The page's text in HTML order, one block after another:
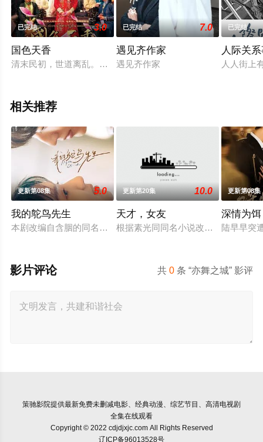
已完结 3.0
国色天香
清末民初，世道离乱。话说一处名唤百花岭的所在，乃是远近
已完结 7.0
遇见齐作家
遇见齐作家
已完结
人际关
人人街上
相关推荐
更新第08集 5.0
我的鸵鸟先生
本剧改编自含胭的同名小说，讲述了邻家女孩庞倩（苏晓彤 饰
更新第20集 10.0
天才，女友
根据素光同同名小说改编。江逾白长
更新第08集
深情为饵
陆早早突
共0 条 “亦舞之城” 影评
影片评论
策驰影院提供最新免费未删减电影、经典动漫、综艺节目、高清电视剧
全集在线观看
Copyright © 2022 cdjdjxjc.com All Rights Reserved
辽ICP备96013528号